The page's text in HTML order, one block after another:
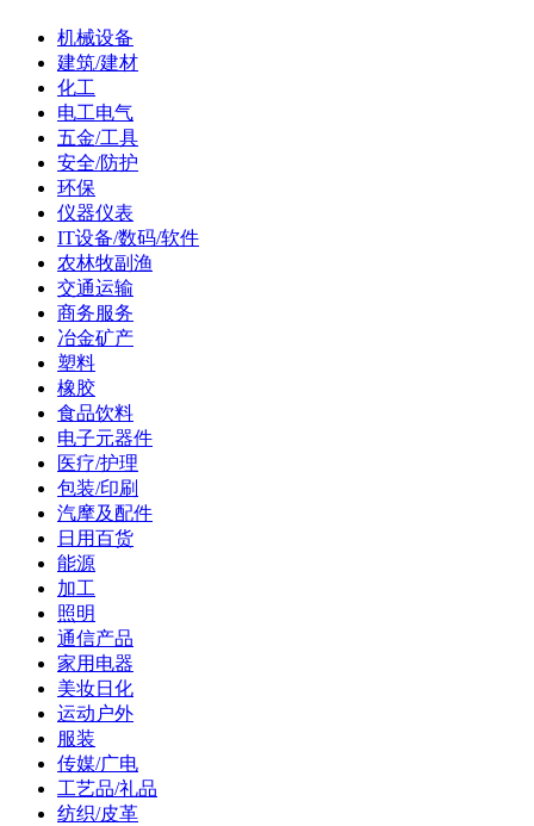
机械设备
建筑/建材
化工
电工电气
五金/工具
安全/防护
环保
仪器仪表
IT设备/数码/软件
农林牧副渔
交通运输
商务服务
冶金矿产
塑料
橡胶
食品饮料
电子元器件
医疗/护理
包装/印刷
汽摩及配件
日用百货
能源
加工
照明
通信产品
家用电器
美妆日化
运动户外
服装
传媒/广电
工艺品/礼品
纺织/皮革